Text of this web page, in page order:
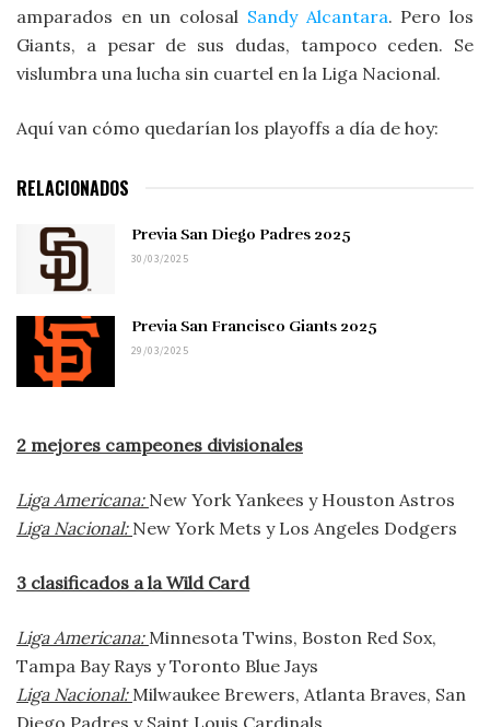
amparados en un colosal Sandy Alcantara. Pero los
Giants, a pesar de sus dudas, tampoco ceden. Se
vislumbra una lucha sin cuartel en la Liga Nacional.
Aquí van cómo quedarían los playoffs a día de hoy:
RELACIONADOS
Previa San Diego Padres 2025
30/03/2025
Previa San Francisco Giants 2025
29/03/2025
2 mejores campeones divisionales
Liga Americana: New York Yankees y Houston Astros
Liga Nacional: New York Mets y Los Angeles Dodgers
3 clasificados a la Wild Card
Liga Americana: Minnesota Twins, Boston Red Sox,
Tampa Bay Rays y Toronto Blue Jays
Liga Nacional: Milwaukee Brewers, Atlanta Braves, San
Diego Padres y Saint Louis Cardinals